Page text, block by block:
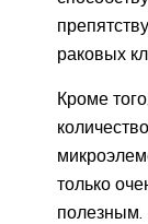
раковых
Кроме
только
полезным.